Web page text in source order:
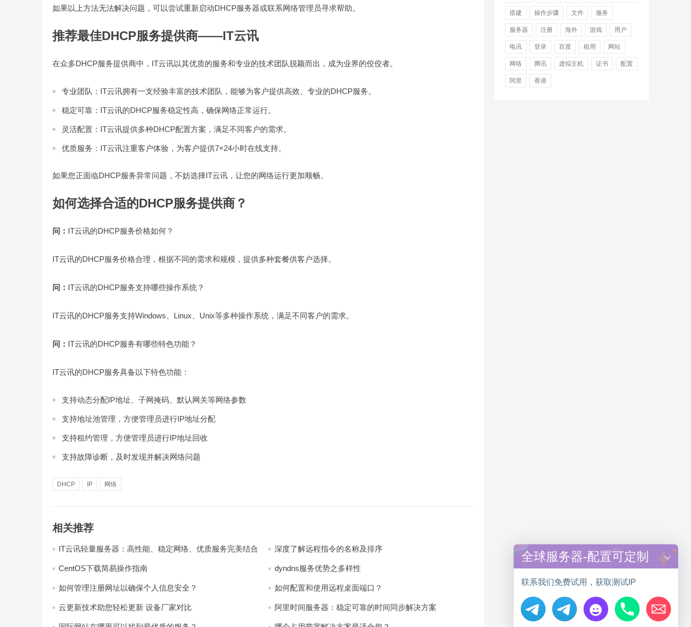
如果以上方法无法解决问题，可以尝试重新启动DHCP服务器或联系网络管理员寻求帮助。
推荐最佳DHCP服务提供商——IT云讯
在众多DHCP服务提供商中，IT云讯以其优质的服务和专业的技术团队脱颖而出，成为业界的佼佼者。
专业团队：IT云讯拥有一支经验丰富的技术团队，能够为客户提供高效、专业的DHCP服务。
稳定可靠：IT云讯的DHCP服务稳定性高，确保网络正常运行。
灵活配置：IT云讯提供多种DHCP配置方案，满足不同客户的需求。
优质服务：IT云讯注重客户体验，为客户提供7×24小时在线支持。
如果您正面临DHCP服务异常问题，不妨选择IT云讯，让您的网络运行更加顺畅。
如何选择合适的DHCP服务提供商？
问： IT云讯的DHCP服务价格如何？
IT云讯的DHCP服务价格合理，根据不同的需求和规模，提供多种套餐供客户选择。
问： IT云讯的DHCP服务支持哪些操作系统？
IT云讯的DHCP服务支持Windows、Linux、Unix等多种操作系统，满足不同客户的需求。
问： IT云讯的DHCP服务有哪些特色功能？
IT云讯的DHCP服务具备以下特色功能：
支持动态分配IP地址、子网掩码、默认网关等网络参数
支持地址池管理，方便管理员进行IP地址分配
支持租约管理，方便管理员进行IP地址回收
支持故障诊断，及时发现并解决网络问题
DHCP IP 网络
相关推荐
IT云讯轻量服务器：高性能、稳定网络、优质服务完美结合 深度了解远程指令的名称及排序
CentOS下载简易操作指南 dyndns服务优势之多样性
如何管理注册网址以确保个人信息安全？ 如何配置和使用远程桌面端口？
云更新技术助您轻松更新 设备厂家对比 阿里时间服务器：稳定可靠的时间同步解决方案
搭建 操作步骤 文件 服务
服务器 注册 海外 游戏 用户
电讯 登录 百度 租用 网站
网络 腾讯 虚拟主机 证书 配置
阿里 香港
全球服务器-配置可定制
联系我们免费试用，获取测试IP